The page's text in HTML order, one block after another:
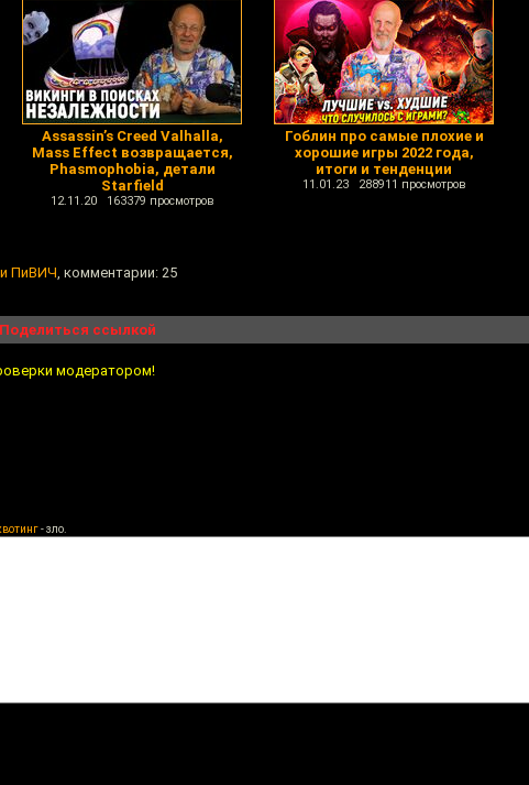
Assassin’s Creed Valhalla,
Mass Effect возвращается,
Phasmophobia, детали
Starfield
12.11.20 163379 просмотров
Гоблин про самые плохие и
хорошие игры 2022 года,
итоги и тенденции
11.01.23 288911 просмотров
и ПиВИЧ, комментарии: 25
Поделиться ссылкой
модератором!
- зло.